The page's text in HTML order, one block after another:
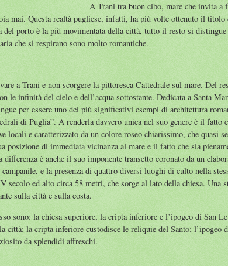
A Trani tra buon cibo, mare che invita a
mai. Questa realtà pugliese, infatti, ha più volte ottenuto il
porto è la più movimentata della città, tutto il resto si distingue
che si respirano sono molto romantiche.
a Trani e non scorgere la pittoresca Cattedrale sul mare. Del
le infinità del cielo e dell’acqua sottostante. Dedicata a Santa
per essere uno dei più significativi esempi di architettura
di Puglia”. A renderla davvero unica nel suo genere è il fatto
locali e caratterizzato da un colore roseo chiarissimo, che quasi
posizione di immediata vicinanza al mare e il fatto che sia
è anche il suo imponente transetto coronato da un
e la presenza di quattro diversi luoghi di culto nella
ed alto circa 58 metri, che sorge al lato della chiesa. Una
sulla città e sulla costa.
sono: la chiesa superiore, la cripta inferiore e l’ipogeo di San
città; la cripta inferiore custodisce le reliquie del Santo; l’ipogeo
da splendidi affreschi.